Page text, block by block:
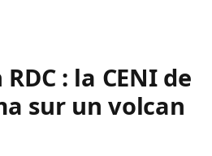
: la CENI de
sur un volcan